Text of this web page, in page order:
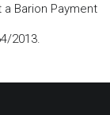
Barion Payment
2013.